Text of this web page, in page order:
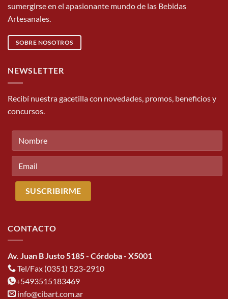
sumergirse en el apasionante mundo de las Bebidas
Artesanales.
SOBRE NOSOTROS
NEWSLETTER
Recibí nuestra gacetilla con novedades, promos, beneficios y
concursos.
CONTACTO
Av. Juan B Justo 5185 - Córdoba - X5001
Tel/Fax (0351) 523-2910
+5493515183469
info@cibart.com.ar